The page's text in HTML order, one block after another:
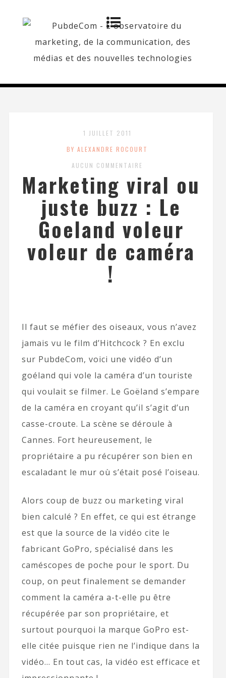
1 JUILLET 2011
BY ALEXANDRE ROCOURT
AUCUN COMMENTAIRE
Marketing viral ou
juste buzz : Le
Goeland voleur
voleur de caméra
!
Il faut se méfier des oiseaux, vous n’avez
jamais vu le film d’Hitchcock ? En exclu
sur PubdeCom, voici une vidéo d’un
goéland qui vole la caméra d’un touriste
qui voulait se filmer. Le Goëland s’empare
de la caméra en croyant qu’il s’agit d’un
casse-croute. La scène se déroule à
Cannes. Fort heureusement, le
propriétaire a pu récupérer son bien en
escaladant le mur où s’était posé l’oiseau.
Alors coup de buzz ou marketing viral
bien calculé ? En effet, ce qui est étrange
est que la source de la vidéo cite le
fabricant GoPro, spécialisé dans les
caméscopes de poche pour le sport. Du
coup, on peut finalement se demander
comment la caméra a-t-elle pu être
récupérée par son propriétaire, et
surtout pourquoi la marque GoPro est-
elle citée puisque rien ne l’indique dans la
vidéo… En tout cas, la vidéo est efficace et